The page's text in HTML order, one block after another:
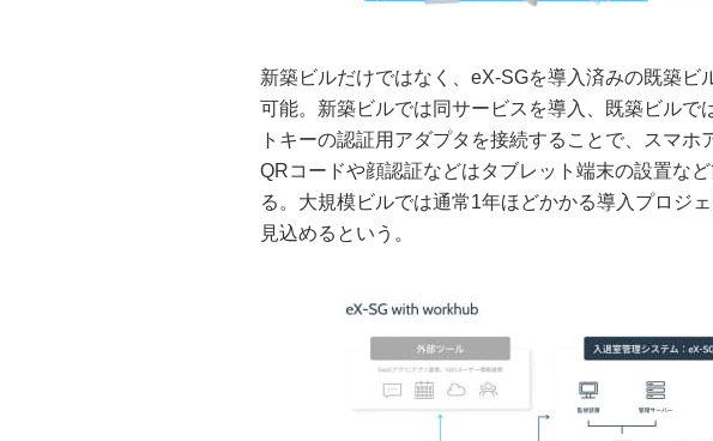
新築ビルだけではなく、eX-SGを導入済みの既築ビ
可能。新築ビルでは同サービスを導入、既築ビルで
トキーの認証用アダプタを接続することで、スマホ
QRコードや顔認証などはタブレット端末の設置な
る。大規模ビルでは通常1年ほどかかる導入プロジ
見込めるという。